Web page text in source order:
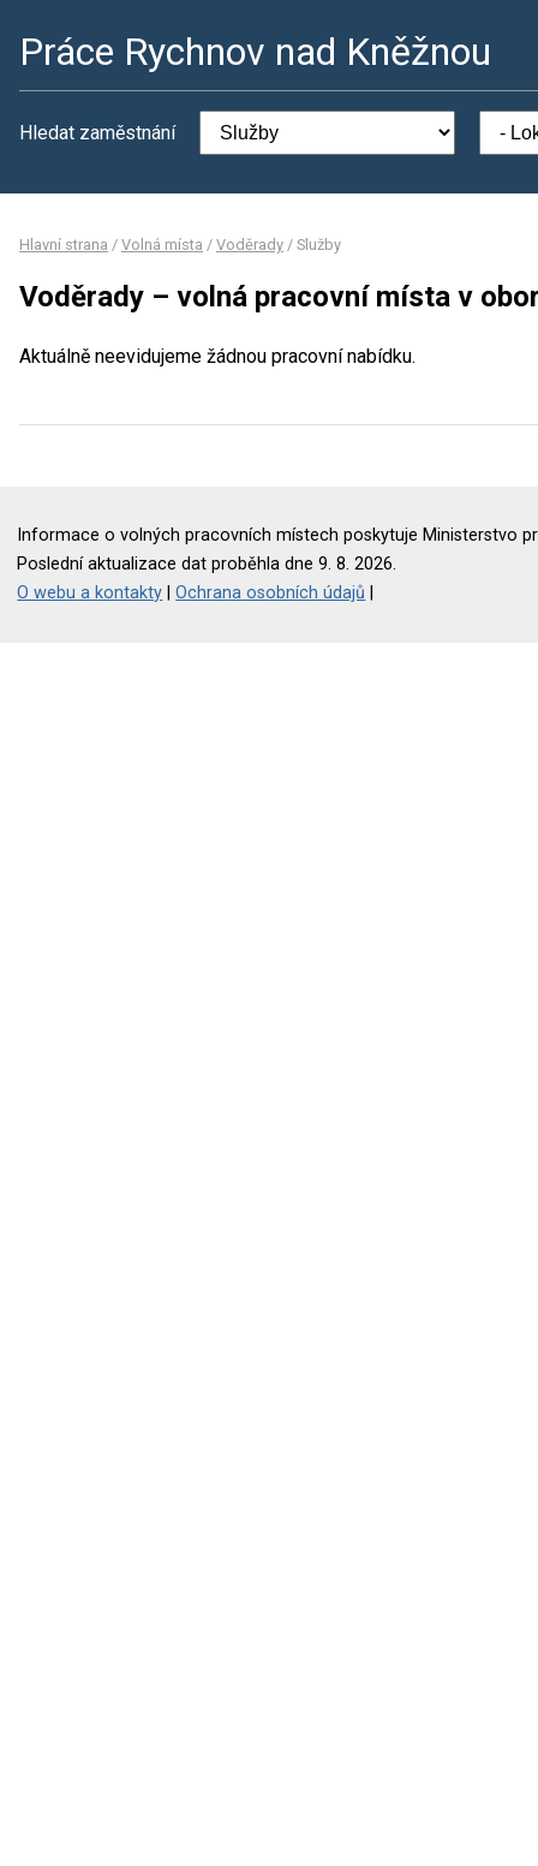
Práce Rychnov nad Kněžnou
Hledat zaměstnání
Hlavní strana / Volná místa / Voděrady / Služby
Voděrady – volná pracovní místa v
Aktuálně neevidujeme žádnou pracovní nabídku.
Informace o volných pracovních místech poskytuje Ministerstvo
Poslední aktualizace dat proběhla dne 9. 8. 2026.
O webu a kontakty |Ochrana osobních údajů